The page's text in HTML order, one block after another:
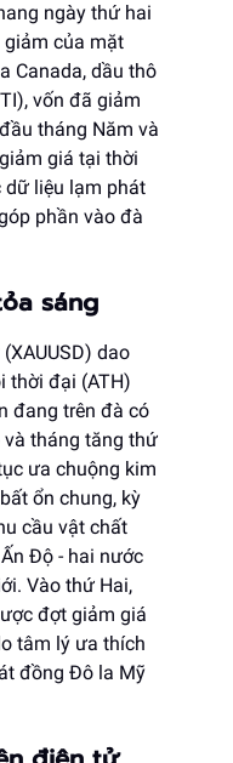
ngày thứ hai
giảm của mặt
Canada, dầu thô
vốn đã giảm
tháng Năm và
giá tại thời
liệu lạm phát
phần vào đà
sáng
dao
thời đại (ATH)
đang trên đà có
tháng tăng thứ
ưa chuộng kim
ổn chung, kỳ
cầu vật chất
Độ - hai nước
Vào thứ Hai,
đợt giảm giá
tâm lý ưa thích
đồng Đô la Mỹ